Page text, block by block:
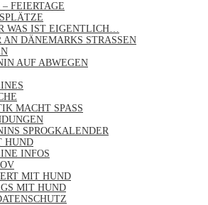
FEIERTAGE
WAS IST EIGENTLICH…
DÄNEMARKS STRASSEN
AUF ABWEGEN
MACHT SPASS
SPROGKALENDER
HUND
INFOS
MIT HUND
MIT HUND